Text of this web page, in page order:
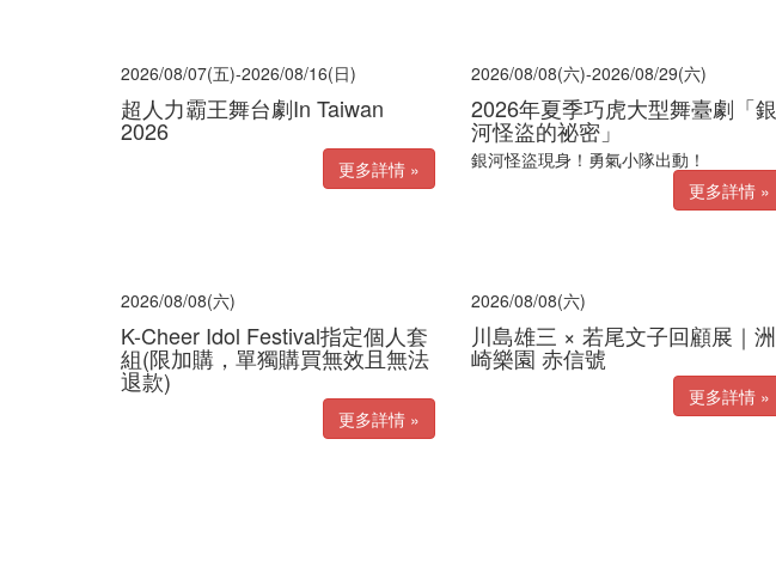
2026/08/07(五)-2026/08/16(日)
超人力霸王舞台劇In Taiwan
2026
更多詳情 »
2026/08/08(六)-2026/08/29(六)
2026年夏季巧虎大型舞臺劇「銀
河怪盜的祕密」
銀河怪盜現身！勇氣小隊出動！
更多詳情 »
2026/08/08(六)
K-Cheer Idol Festival指定個人套
組(限加購，單獨購買無效且無法
退款)
更多詳情 »
2026/08/08(六)
川島雄三 × 若尾文子回顧展｜洲
崎樂園 赤信號
更多詳情 »